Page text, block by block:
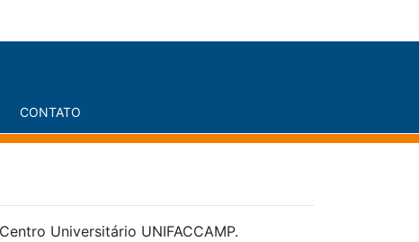
CONTATO
Universitário UNIFACCAMP.